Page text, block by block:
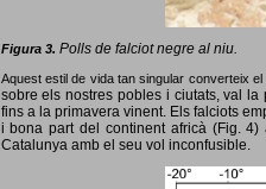
Figura 3. Polls de falciot negre al niu.
Aquest estil de vida tan singular converteix
sobre els nostres pobles i ciutats, val
fins a la primavera vinent. Els falciots
i bona part del continent africà (Fig.
Catalunya amb el seu vol inconfusible.